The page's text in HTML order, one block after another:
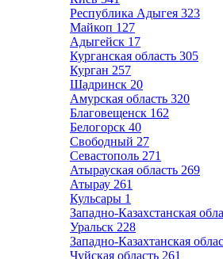
Республика Адыгея 323
Майкоп 127
Адыгейск 17
Курганская область 305
Курган 257
Шадринск 20
Амурская область 320
Благовещенск 162
Белогорск 40
Свободный 27
Севастополь 271
Атырауская область 269
Атырау 261
Кульсары 1
Западно-Казахстанская
Уральск 228
Западно-Казахтанская
Чуйская область 261